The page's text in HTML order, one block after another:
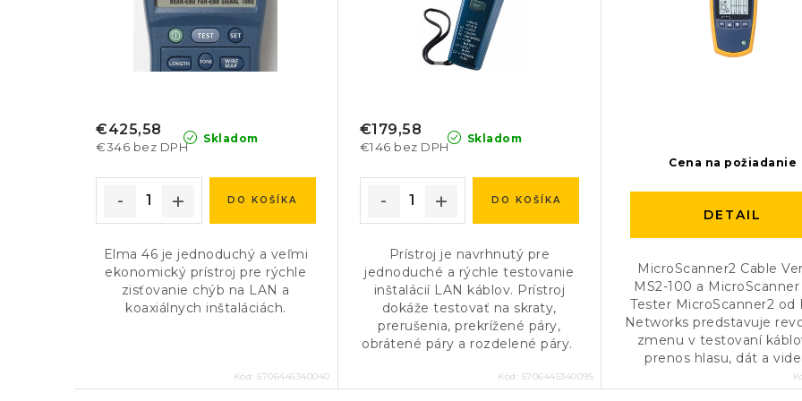
Cable Tests
Length (460 m or 1500 ft. with resolution to 0.3 m or 1 ft.), wiremap to
locators; displays results on one screen
PoE Detection Solicits and detects the presence of 802.3af compatible PoE (Power
Power Source
Battery type: 2 AA (NEDA 15A, IEC LR6) alkaline batteries
Battery life: 20 hours of typical use
Other compatible battery types: 2 AA photo lithium, NIMH, NICAD
Skladom
€346 bez DPH
€425,58
DO KOŠÍKA
Elma 46 je jednoduchý a veľmi
ekonomický prístroj pre rýchle
zisťovanie chýb na LAN a
koaxiálnych inštaláciách.
Kód: 5706445340040
Skladom
€146 bez DPH
€179,58
DO KOŠÍKA
Prístroj je navrhnutý pre
jednoduché a rýchle testovanie
inštalácií LAN káblov. Prístroj
dokáže testovať na skraty,
prerušenia, prekrížené páry,
obrátené páry a rozdelené páry.
Kód: 5706445340095
Cena na požiadanie
DETAIL
MicroScanner2 Cable
MS2-100 a
Tester MicroScanner2 od
Networks predstavuje
zmenu v testovaní
prenos hlasu, dát a